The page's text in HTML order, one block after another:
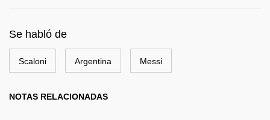
Se habló de
Scaloni Argentina Messi
NOTAS RELACIONADAS